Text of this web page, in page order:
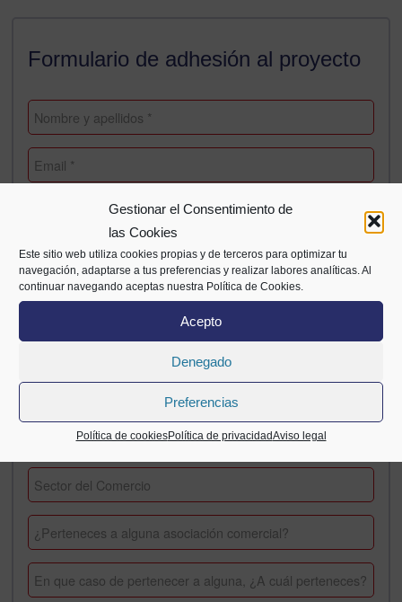
Gestionar el Consentimiento de
las Cookies
Este sitio web utiliza cookies propias y de terceros para optimizar tu
navegación, adaptarse a tus preferencias y realizar labores analíticas. Al
continuar navegando aceptas nuestra Política de Cookies.
Acepto
Denegado
Preferencias
Política de cookiesPolítica de privacidadAviso legal
Formulario de adhesión al proyecto